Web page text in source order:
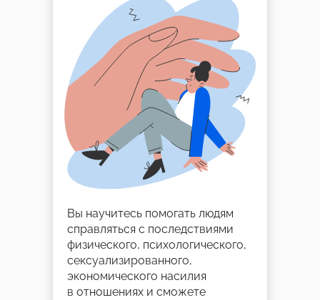
Вы научитесь помогать людям
справляться с последствиями
физического, психологического,
сексуализированного,
экономического насилия
в отношениях и сможете
Скидки до конца мая
Успейте зафиксировать
–20%на обучение Подробнее